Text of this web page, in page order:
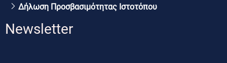
Δήλωση Προσβασιμότητας Ιστοτόπου
Newsletter